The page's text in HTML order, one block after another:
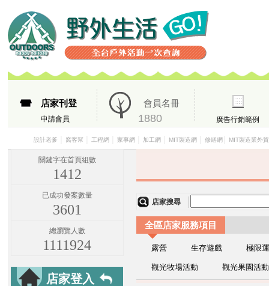
店家刊登
申請會員
會員名冊
1880 廣告行銷範例
設計老爹 窩客幫 工程網 家事網 加工網 MIT製造網 修繕網 MIT製造業外
關鍵字在首頁組數
1412
已成功發案數量
3601
總瀏覽人數
1111924
店家登入
店家搜尋
全區店家服務項目
露營 生存遊戲 極限
觀光牧場活動 觀光果園活動